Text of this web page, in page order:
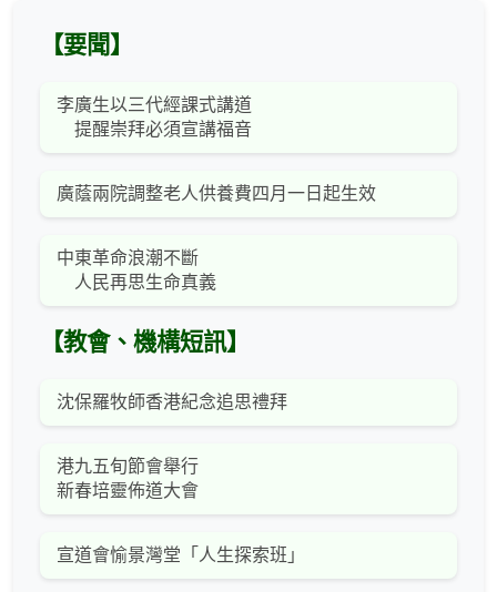
【要聞】
李廣生以三代經課式講道
提醒崇拜必須宣講福音
廣蔭兩院調整老人供養費四月一日起生效
中東革命浪潮不斷
人民再思生命真義
【教會、機構短訊】
沈保羅牧師香港紀念追思禮拜
港九五旬節會舉行
新春培靈佈道大會
宣道會愉景灣堂「人生探索班」